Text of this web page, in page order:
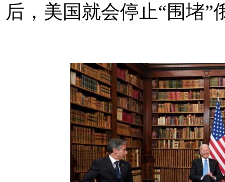
后，美国就会停止“围堵”